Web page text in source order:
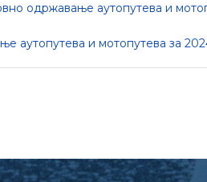
одржавање аутопутева и
аутопутева и мотопутева за